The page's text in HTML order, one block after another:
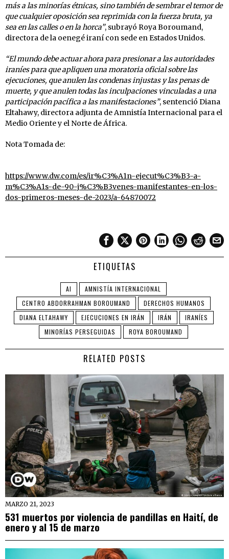
más a las minorías étnicas, sino también de sembrar el temor de
que cualquier oposición sea reprimida con la fuerza bruta, ya
sea en las calles o en la horca”, subrayó Roya Boroumand,
directora de la oenegé iraní con sede en Estados Unidos.
“El mundo debe actuar ahora para presionar a las autoridades
iraníes para que apliquen una moratoria oficial sobre las
ejecuciones, que anulen las condenas injustas y las penas de
muerte, y que anulen todas las inculpaciones vinculadas a una
participación pacífica a las manifestaciones”, sentenció Diana
Eltahawy, directora adjunta de Amnistía Internacional para el
Medio Oriente y el Norte de África.
Nota Tomada de:
https://www.dw.com/es/ir%C3%A1n-ejecut%C3%B3-a-
m%C3%A1s-de-90-j%C3%B3venes-manifestantes-en-los-
dos-primeros-meses-de-2023/a-64870072
ETIQUETAS
AI
AMNISTÍA INTERNACIONAL
CENTRO ABDORRAHMAN BOROUMAND
DERECHOS HUMANOS
DIANA ELTAHAWY
EJECUCIONES EN IRÁN IRÁN
IRANÍES
MINORÍAS PERSEGUIDAS
ROYA BOROUMAND
RELATED POSTS
MARZO 21, 2023
531 muertos por violencia de pandillas en Haití, de
enero y al 15 de marzo